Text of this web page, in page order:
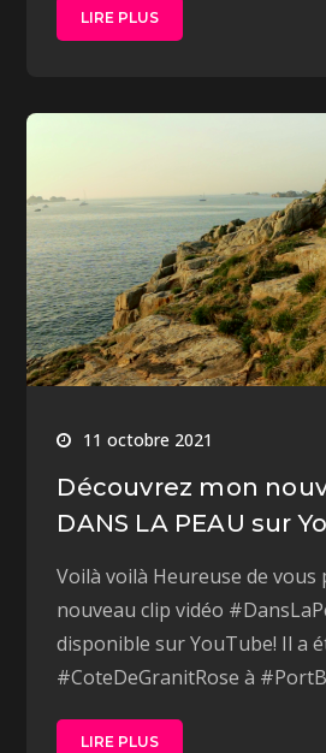
LIRE PLUS
11 octobre 2021
Découvrez mon
DANS LA PEAU sur
Voilà voilà Heureuse de
nouveau clip vidéo
disponible sur YouTube! Il a
#CoteDeGranitRose à
LIRE PLUS